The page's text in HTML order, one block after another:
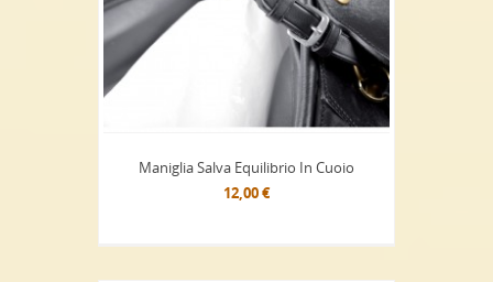
Maniglia Salva Equilibrio In Cuoio
12,00 €